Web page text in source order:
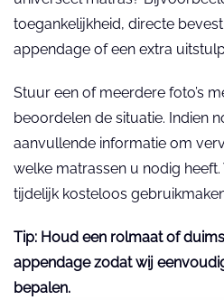
toegankelijkheid, directe
appendage of een extra
Stuur een of meerdere foto’s
beoordelen de situatie. Indien
aanvullende informatie om
welke matrassen u nodig
tijdelijk kosteloos
Tip: Houd een rolmaat of
appendage zodat wij
bepalen.